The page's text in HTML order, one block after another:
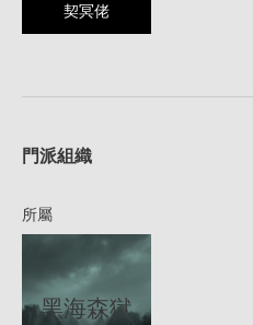
契冥佬
門派組織
所屬
黑海森獄